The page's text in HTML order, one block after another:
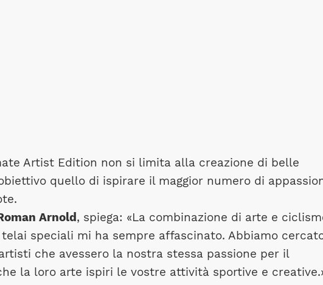
Artist Edition non si limita alla creazione di belle
quello di ispirare il maggior numero di
Arnold , spiega: «La combinazione di arte e
speciali mi ha sempre affascinato. Abbiamo
che avessero la nostra stessa passione per il
la loro arte ispiri le vostre attività sportive e